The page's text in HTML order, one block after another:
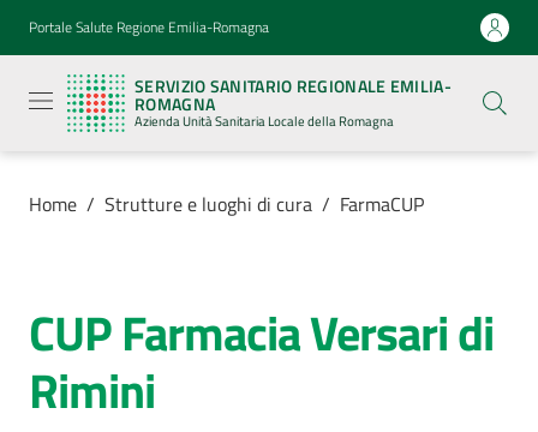
Vai al contenuto
Vai alla navigazione
Vai al footer
Portale Salute Regione Emilia-Romagna
SERVIZIO SANITARIO REGIONALE EMILIA-
ROMAGNA
Azienda Unità Sanitaria Locale della Romagna
Sanitario
Regionale
Emilia-
Romagna
Azienda
Sanitaria
Locale della
Azienda
Servizi
Home / Strutture e luoghi di cura / FarmaCUP
Salta al contenuto
CUP Farmacia Versari di
Rimini